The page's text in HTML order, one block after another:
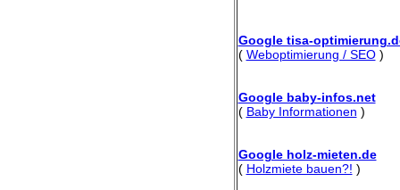
Google tisa-
( Weboptimierung / SEO)
Google baby-infos.net
( Baby Informationen )
Google holz-mieten.de
( Holzmiete bauen?! )